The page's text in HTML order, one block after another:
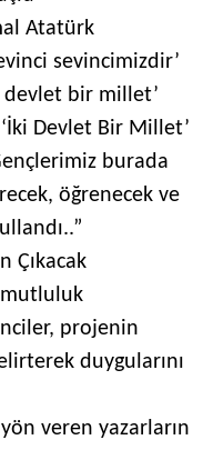
Atatürk
sevincimizdir’
devlet bir millet’
Devlet Bir Millet’
Gençlerimiz burada
öğrenecek ve
.”
Çıkacak
mutluluk
projenin
duygularını
veren yazarların